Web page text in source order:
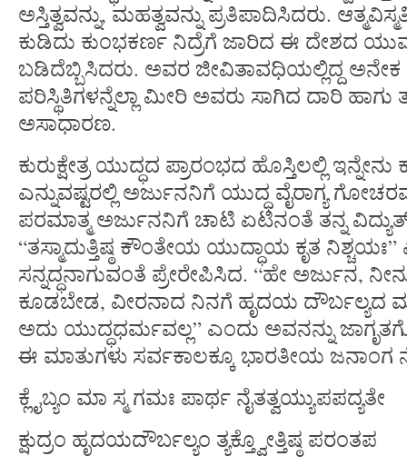
ಅಸ್ತಿತ್ವವನ್ನು, ಮಹತ್ವವನ್ನು ಪ್ರತಿಪಾದಿಸಿದರು.
ಕುಡಿದು ಕುಂಭಕರ್ಣ ನಿದ್ರೆಗೆ ಜಾರಿದ ಈ ದೇಶದ
ಬಡಿದೆಬ್ಬಿಸಿದರು. ಅವರ ಜೀವಿತಾವಧಿಯಲ್ಲಿದ್ದ
ಪರಿಸ್ಥಿತಿಗಳನ್ನೆಲ್ಲಾ ಮೀರಿ ಅವರು ಸಾಗಿದ ದಾರಿ ಹಾಗು
ಅಸಾಧಾರಣ.
ಕುರುಕ್ಷೇತ್ರ ಯುದ್ಧದ ಪ್ರಾರಂಭದ ಹೊಸ್ತಿಲಲ್ಲಿ
ಎನ್ನುವಷ್ಟರಲ್ಲಿ ಅರ್ಜುನನಿಗೆ ಯುದ್ಧ ವೈರಾಗ್ಯ
ಪರಮಾತ್ಮ ಅರ್ಜುನನಿಗೆ ಚಾಟಿ ಏಟಿನಂತೆ ತನ್ನ
“ತಸ್ಮಾದುತ್ತಿಷ್ಠ ಕೌಂತೇಯ ಯುದ್ಧಾಯ ಕೃತ
ಸನ್ನದ್ಧನಾಗುವಂತೆ ಪ್ರೇರೇಪಿಸಿದ. “ಹೇ ಅರ್ಜುನ,
ಕೂಡಬೇಡ, ವೀರನಾದ ನಿನಗೆ ಹೃದಯ ದೌರ್ಬಲ್ಯದ
ಅದು ಯುದ್ಧಧರ್ಮವಲ್ಲ” ಎಂದು ಅವನನ್ನು
ಈ ಮಾತುಗಳು ಸರ್ವಕಾಲಕ್ಕೂ ಭಾರತೀಯ ಜನಾಂಗ
ಕ್ಲೈಬ್ಯಂ ಮಾ ಸ್ಮ ಗಮಃ ಪಾರ್ಥ ನೈತತ್ವಯ್ಯುಪಪದ್ಯತೇ
ಕ್ಷುದ್ರಂ ಹೃದಯದೌರ್ಬಲ್ಯಂ ತ್ಯಕ್ತ್ವೋತ್ತಿಷ್ಠ ಪರಂತಪ